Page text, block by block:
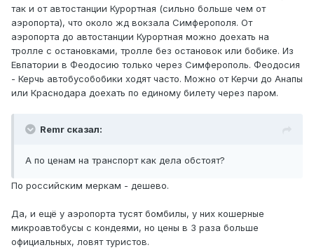
так и от автостанции Курортная (сильно больше чем от
аэропорта), что около жд вокзала Симферополя. От
аэропорта до автостанции Курортная можно доехать на
тролле с остановками, тролле без остановок или бобике. Из
Евпатории в Феодосию только через Симферополь. Феодосия
- Керчь автобусобобики ходят часто. Можно от Керчи до Анапы
или Краснодара доехать по единому билету через паром.
Remr сказал:
А по ценам на транспорт как дела обстоят?
По российским меркам - дешево.
Да, и ещё у аэропорта тусят бомбилы, у них кошерные
микроавтобусы с кондеями, но цены в 3 раза больше
официальных, ловят туристов.